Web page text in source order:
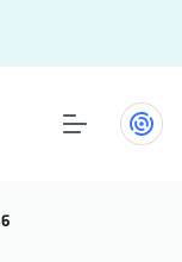
და 5